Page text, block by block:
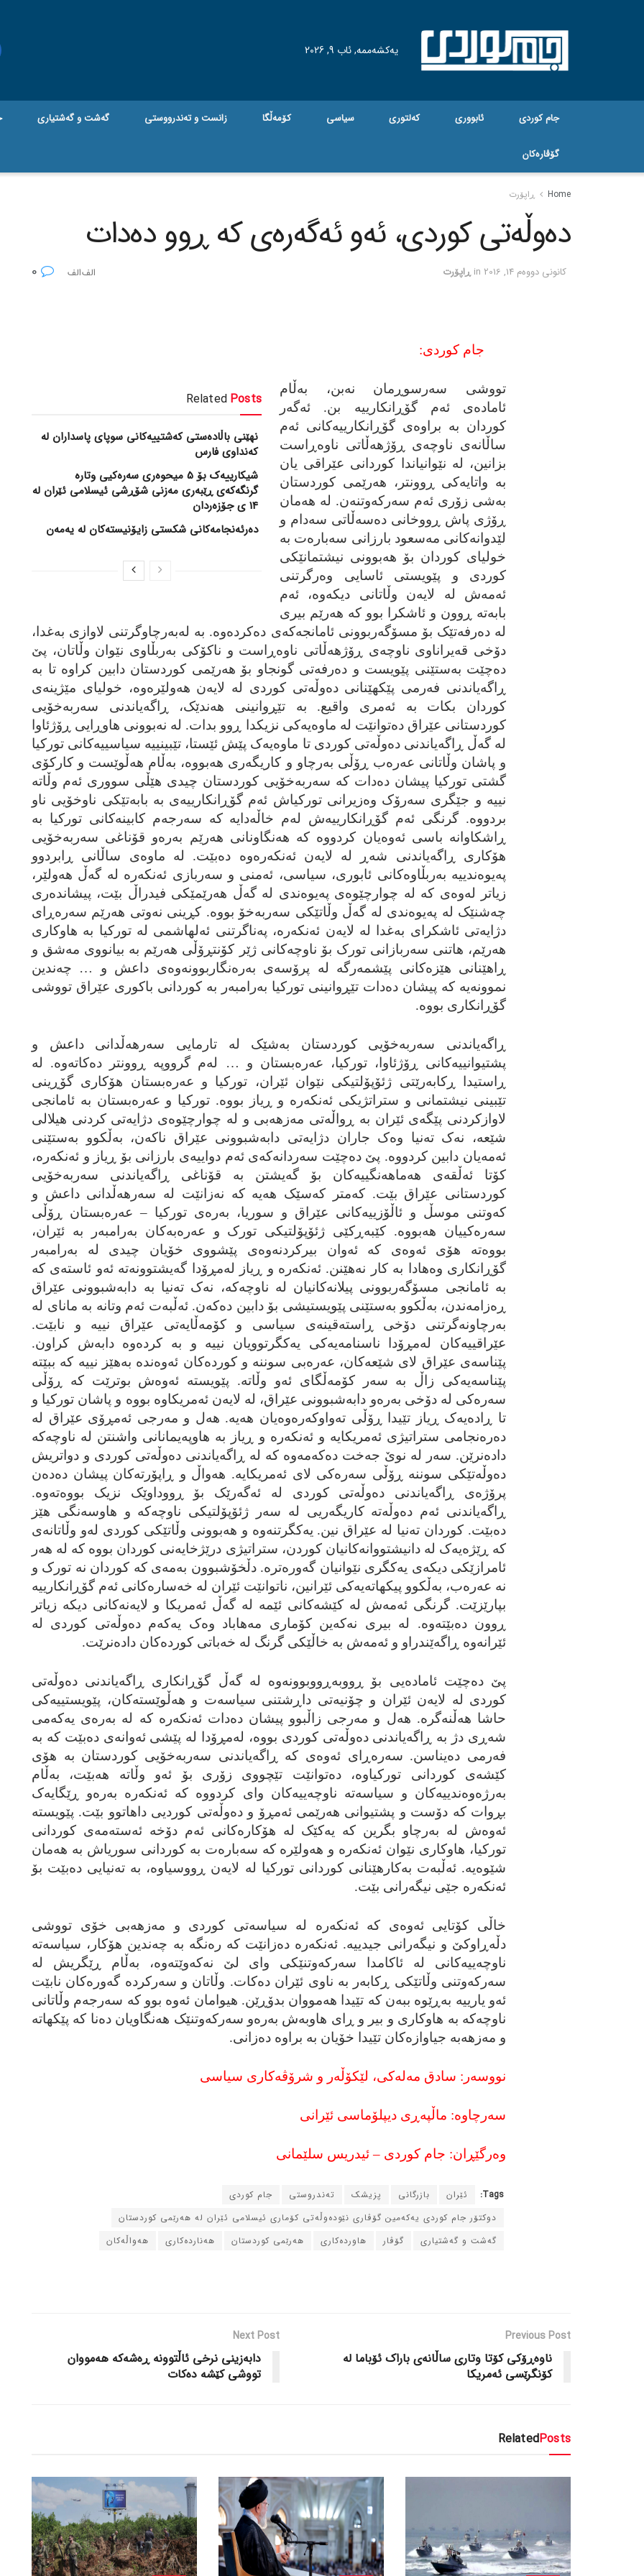
یەکشەممە, ئاب 9, 2026
جام کوردی ئابووری کەلتوری سیاسی کۆمەڵگا زانست و تەندرووستی گه‌شت و گه‌شتیاری
گۆڤاره‌کان
Home ڕاپۆرت
ده‌وڵه‌تی کوردی، ئه‌و ئه‌گه‌ره‌ی که‌ ڕوو ده‌دات
كانونی دووه‌م 14, 2016 in ڕاپۆرت
جام کوردی:
Related Posts
نهێنی باڵادەستی کەشتییەکانی سوپای پاسداران لە
کەنداوی فارس
شیکارییەک بۆ 5 میحوەری سەرەکیی وتارە
گرنگەکەی ڕێبەری مەزنی شۆڕشی ئیسلامی ئێران لە
14 ی جۆزەردان
دەرئەنجامەکانی شکستی زایۆنیستەکان لە یەمەن
تووشی سه‌رسوڕمان نه‌بن، به‌ڵام
ئاماده‌ی ئه‌م گۆڕانکارییه‌ بن. ئه‌گه‌ر
کوردان به‌ براوه‌ی گۆڕانکارییه‌کانی ئه‌م
ساڵانه‌ی ناوچه‌ی ڕۆژهه‌ڵاتی ناوه‌ڕاست
بزانین، له‌ نێوانیاندا کوردانی عێراقی یان
به‌ واتایه‌کی ڕوونتر، هه‌رێمی کوردستان
به‌شی زۆری ئه‌م سه‌رکه‌وتنه‌ن. له‌ هه‌مان
ڕۆژی پاش ڕووخانی ده‌سه‌ڵاتی سه‌دام و
لێدوانه‌کانی مه‌سعود بارزانی سه‌باره‌ت به‌
خولیای کوردان بۆ هه‌بوونی نیشتمانێکی
کوردی و پێویستی ئاسایی وه‌رگرتنی
ئه‌مه‌ش له‌ لایه‌ن وڵاتانی دیکه‌وه‌، ئه‌م
بابه‌ته‌ ڕوون و ئاشکرا بوو که‌ هه‌رێم بیری
له‌ ده‌رفه‌تێک بۆ مسۆگه‌ربوونی ئامانجه‌که‌ی ده‌کرده‌وه‌. به‌ له‌به‌رچاوگرتنی لاوازی به‌غدا،
دۆخی قه‌یراناوی ناوچه‌ی ڕۆژهه‌ڵاتی ناوه‌ڕاست و ناکۆکی به‌ربڵاوی نێوان وڵاتان، پێ
ده‌چێت به‌ستێنی پێویست و ده‌رفه‌تی گونجاو بۆ هه‌رێمی کوردستان دابین کراوه‌ تا به‌
ڕاگه‌یاندنی فه‌رمی پێکهێنانی ده‌وڵه‌تی کوردی له‌ لایه‌ن هه‌ولێره‌وه‌، خولیای مێژینه‌ی
کوردان بکات به‌ ئه‌مری واقیع. به‌ تێڕوانینی هه‌ندێک، ڕاگه‌یاندنی سه‌ربه‌خۆیی
کوردستانی عێراق ده‌توانێت له‌ ماوه‌یه‌کی نزیکدا ڕوو بدات. له‌ نه‌بوونی هاوڕایی ڕۆژئاوا
له‌ گه‌ڵ ڕاگه‌یاندنی ده‌وڵه‌تی کوردی تا ماوه‌یه‌ک پێش ئێستا، تێبینییه‌ سیاسییه‌کانی تورکیا
و پاشان وڵاتانی عه‌ره‌ب ڕۆڵی به‌رچاو و کاریگه‌ری هه‌بووه‌، به‌ڵام هه‌ڵوێست و کارکۆی
گشتی تورکیا پیشان ده‌دات که‌ سه‌ربه‌خۆیی کوردستان چیدی هێڵی سووری ئه‌م وڵاته‌
نییه‌ و جێگری سه‌رۆک وه‌زیرانی تورکیاش ئه‌م گۆڕانکارییه‌ی به‌ بابه‌تێکی ناوخۆیی ناو
بردووه‌. گرنگی ئه‌م گۆڕانکارییه‌ش له‌م خاڵه‌دایه‌ که‌ سه‌رجه‌م کابینه‌کانی تورکیا به‌
ڕاشکاوانه‌ باسی ئه‌وه‌یان کردووه‌ که‌ هه‌نگاونانی هه‌رێم به‌ره‌و قۆناغی سه‌ربه‌خۆیی
هۆکاری ڕاگه‌یاندنی شه‌ڕ له‌ لایه‌ن ئه‌نکه‌ره‌وه‌ ده‌بێت. له‌ ماوه‌ی ساڵانی ڕابردوو
په‌یوه‌ندییه‌ به‌ربڵاوه‌کانی ئابوری، سیاسی، ئه‌منی و سه‌ربازی ئه‌نکه‌ره‌ له‌ گه‌ڵ هه‌ولێر،
زیاتر له‌وه‌ی که‌ له‌ چوارچێوه‌ی په‌یوه‌ندی له‌ گه‌ڵ هه‌رێمێکی فیدراڵ بێت، پیشانده‌ری
چه‌شنێک له‌ په‌یوه‌ندی له‌ گه‌ڵ وڵاتێکی سه‌ربه‌خۆ بووه‌. کڕینی نه‌وتی هه‌رێم سه‌ره‌ڕای
دژایه‌تی ئاشکرای به‌غدا له‌ لایه‌ن ئه‌نکه‌ره‌، په‌ناگرتنی ئه‌لهاشمی له‌ تورکیا به‌ هاوکاری
هه‌رێم، هاتنی سه‌ربازانی تورک بۆ ناوچه‌کانی ژێر کۆنتڕۆڵی هه‌رێم به‌ بیانووی مه‌شق و
ڕاهێنانی هێزه‌کانی پێشمه‌رگه‌ له‌ پرۆسه‌ی به‌ره‌نگاربوونه‌وه‌ی داعش و … چه‌ندین
نموونه‌یه‌ که‌ پیشان ده‌دات تێڕوانینی تورکیا به‌رامبه‌ر به‌ کوردانی باکوری عێراق تووشی
گۆڕانکاری بووه‌.
ڕاگه‌یاندنی سه‌ربه‌خۆیی کوردستان به‌شێک له‌ تارمایی سه‌رهه‌ڵدانی داعش و
پشتیوانییه‌کانی ڕۆژئاوا، تورکیا، عه‌ره‌بستان و … له‌م گرووپه‌ ڕوونتر ده‌کاته‌وه‌. له‌
ڕاستیدا ڕکابه‌رێتی ژئۆپۆلتیکی نێوان ئێران، تورکیا و عه‌ره‌بستان هۆکاری گۆڕینی
تێبینی نیشتمانی و ستراتژیکی ئه‌نکه‌ره‌ و ڕیاز بووه‌. تورکیا و عه‌ره‌بستان به‌ ئامانجی
لاوازکردنی پێگه‌ی ئێران به‌ ڕواڵه‌تی مه‌زهه‌بی و له‌ چوارچێوه‌ی دژایه‌تی کردنی هیلالی
شێعه‌، نه‌ک ته‌نیا وه‌ک جاران دژایه‌تی دابه‌شبوونی عێراق ناکه‌ن، به‌ڵکوو به‌ستێنی
ئه‌مه‌یان دابین کردووه‌. پێ ده‌چێت سه‌ردانه‌که‌ی ئه‌م دواییه‌ی بارزانی بۆ ڕیاز و ئه‌نکه‌ره‌،
کۆتا ئه‌ڵقه‌ی هه‌ماهه‌نگییه‌کان بۆ گه‌یشتن به‌ قۆناغی ڕاگه‌یاندنی سه‌ربه‌خۆیی
کوردستانی عێراق بێت. که‌متر که‌سێک هه‌یه‌ که‌ نه‌زانێت له‌ سه‌رهه‌ڵدانی داعش و
که‌وتنی موسڵ و ئاڵۆزییه‌کانی عێراق و سوریا، به‌ره‌ی تورکیا – عه‌ره‌بستان ڕۆڵی
سه‌ره‌کییان هه‌بووه‌. کێبه‌ڕکێی ژئۆپۆلتیکی تورک و عه‌ره‌به‌کان به‌رامبه‌ر به‌ ئێران،
بووه‌ته‌ هۆی ئه‌وه‌ی که‌ ئه‌وان بیرکردنه‌وه‌ی پێشووی خۆیان چیدی له‌ به‌رامبه‌ر
گۆڕانکاری وه‌هادا به‌ کار نه‌هێنن. ئه‌نکه‌ره‌ و ڕیاز له‌مڕۆدا گه‌یشتوونه‌ته‌ ئه‌و ئاسته‌ی که‌
به‌ ئامانجی مسۆگه‌ربوونی پیلانه‌کانیان له‌ ناوچه‌که‌، نه‌ک ته‌نیا به‌ دابه‌شبوونی عێراق
ڕه‌زامه‌ندن، به‌ڵکوو به‌ستێنی پێویستیشی بۆ دابین ده‌که‌ن. ئه‌ڵبه‌ت ئه‌م وتانه‌ به‌ مانای له‌
به‌رچاونه‌گرتنی دۆخی ڕاسته‌قینه‌ی سیاسی و کۆمه‌ڵایه‌تی عێراق نییه‌ و نابێت.
عێراقییه‌کان له‌مڕۆدا ناسنامه‌یه‌کی یه‌کگرتوویان نییه‌ و به‌ کرده‌وه‌ دابه‌ش کراون.
پێناسه‌ی عێراق لای شێعه‌کان، عه‌ره‌بی سوننه‌ و کورده‌کان ئه‌وه‌نده‌ به‌هێز نییه‌ که‌ ببێته‌
پێناسه‌یه‌کی زاڵ به‌ سه‌ر کۆمه‌ڵگای ئه‌و وڵاته‌. پێویسته‌ ئه‌وه‌ش بوترێت که‌ ڕۆڵی
سه‌ره‌کی له‌ دۆخی به‌ره‌و دابه‌شبوونی عێراق، له‌ لایه‌ن ئه‌مریکاوه‌ بووه‌ و پاشان تورکیا و
تا ڕاده‌یه‌ک ڕیاز تێیدا ڕۆڵی ته‌واوکه‌ره‌وه‌یان هه‌یه‌. هه‌ل و مه‌رجی ئه‌مڕۆی عێراق له‌
ده‌ره‌نجامی ستراتیژی ئه‌مریکایه‌ و ئه‌نکه‌ره‌ و ڕیاز به‌ هاوپه‌یمانانی واشنتن له‌ ناوچه‌که‌
داده‌نرێن. سه‌ر له‌ نوێ جه‌خت ده‌که‌مه‌وه‌ که‌ له‌ ڕاگه‌یاندنی ده‌وڵه‌تی کوردی و دواتریش
ده‌وڵه‌تێکی سوننه‌ ڕۆڵی سه‌ره‌کی لای ئه‌مریکایه‌. هه‌واڵ و ڕاپۆرته‌کان پیشان ده‌ده‌ن
پرۆژه‌ی ڕاگه‌یاندنی ده‌وڵه‌تی کوردی له‌ ئه‌گه‌رێک بۆ ڕووداوێک نزیک بووه‌ته‌وه‌.
ڕاگه‌یاندنی ئه‌م ده‌وڵه‌ته‌ کاریگه‌ریی له‌ سه‌ر ژئۆپۆلتیکی ناوچه‌که‌ و هاوسه‌نگی هێز
ده‌بێت. کوردان ته‌نیا له‌ عێراق نین. یه‌کگرتنه‌وه‌ و هه‌بوونی وڵاتێکی کوردی له‌و وڵاتانه‌ی
که‌ ڕێژه‌یه‌ک له‌ دانیشتووانه‌کانیان کوردن، ستراتیژی درێژخایه‌نی کوردان بووه‌ که‌ له‌ هه‌ر
ئامرازێکی دیکه‌ی یه‌کگری نێوانیان گه‌وره‌تره‌. دڵخۆشبوون به‌مه‌ی که‌ کوردان نه‌ تورک و
نه‌ عه‌ره‌ب، به‌ڵکوو پیکهاته‌یه‌کی ئێرانین، ناتوانێت ئێران له‌ خه‌ساره‌کانی ئه‌م گۆڕانکارییه‌
بپارێزێت. گرنگی ئه‌مه‌ش له‌ کێشه‌کانی ئێمه‌ له‌ گه‌ڵ ئه‌مریکا و لایه‌نه‌کانی دیکه‌ زیاتر
ڕوون ده‌بێته‌وه‌. له‌ بیری نه‌که‌ین کۆماری مه‌هاباد وه‌ک یه‌که‌م ده‌وڵه‌تی کوردی له‌
ئێرانه‌وه‌ ڕاگه‌ێندراو و ئه‌مه‌ش به‌ خاڵێکی گرنگ له‌ خه‌باتی کورده‌کان داده‌نرێت.
پێ ده‌چێت ئاماده‌یی بۆ ڕووبه‌ڕووبوونه‌وه‌ له‌ گه‌ڵ گۆڕانکاری ڕاگه‌یاندنی ده‌وڵه‌تی
کوردی له‌ لایه‌ن ئێران و چۆنیه‌تی داڕشتنی سیاسه‌ت و هه‌ڵوێسته‌کان، پێویستییه‌کی
حاشا هه‌ڵنه‌گره‌. هه‌ل و مه‌رجی زاڵبوو پیشان ده‌دات ئه‌نکه‌ره‌ که‌ له‌ به‌ره‌ی یه‌که‌می
شه‌ڕی دژ به‌ ڕاگه‌یاندنی ده‌وڵه‌تی کوردی بووه‌، له‌مڕۆدا له‌ پێشی ئه‌وانه‌ی ده‌بێت که‌ به‌
فه‌رمی ده‌یناسن. سه‌ره‌ڕای ئه‌وه‌ی که‌ ڕاگه‌یاندنی سه‌ربه‌خۆیی کوردستان به‌ هۆی
کێشه‌ی کوردانی تورکیاوه‌، ده‌توانێت تێچووی زۆری بۆ ئه‌و وڵاته‌ هه‌بێت، به‌ڵام
به‌رژه‌وه‌ندییه‌کان و سیاسه‌ته‌ ناوچه‌ییه‌کان وای کردووه‌ که‌ ئه‌نکه‌ره‌ به‌ره‌و ڕێگایه‌ک
بڕوات که‌ دۆست و پشتیوانی هه‌رێمی ئه‌مڕۆ و ده‌وڵه‌تی کوردیی داهاتوو بێت. پێویسته‌
ئه‌وه‌ش له‌ به‌رچاو بگرین که‌ یه‌کێک له‌ هۆکاره‌کانی ئه‌م دۆخه‌ ئه‌سته‌مه‌ی کوردانی
تورکیا، هاوکاری نێوان ئه‌نکه‌ره‌ و هه‌ولێره‌ که‌ سه‌باره‌ت به‌ کوردانی سوریاش به‌ هه‌مان
شێوه‌یه‌. ئه‌ڵبه‌ت به‌کارهێنانی کوردانی تورکیا له‌ لایه‌ن ڕووسیاوه‌، به‌ ته‌نیایی ده‌بێت بۆ
ئه‌نکه‌ره‌ جێی نیگه‌رانی بێت.
خاڵی کۆتایی ئه‌وه‌ی که‌ ئه‌نکه‌ره‌ له‌ سیاسه‌تی کوردی و مه‌زهه‌بی خۆی تووشی
دڵه‌ڕاوکێ و نیگه‌رانی جیدییه‌. ئه‌نکه‌ره‌ ده‌زانێت که‌ ره‌نگه‌ به‌ چه‌ندین هۆکار، سیاسه‌ته‌
ناوچه‌ییه‌کانی له‌ ئاکامدا سه‌رکه‌وتنێکی وای لێ نه‌که‌وێته‌وه‌، به‌ڵام ڕێگریش له‌
سه‌رکه‌وتنی وڵاتێکی ڕکابه‌ر به‌ ناوی ئێران ده‌کات. وڵاتان و سه‌رکرده‌ گه‌وره‌کان نابێت
ئه‌و یارییه‌ به‌ڕێوه‌ ببه‌ن که‌ تێیدا هه‌مووان بدۆڕێن. هیوامان ئه‌وه‌ بوو که‌ سه‌رجه‌م وڵاتانی
ناوچه‌که‌ به‌ هاوکاری و بیر و ڕای هاوبه‌ش به‌ره‌و سه‌رکه‌وتنێک هه‌نگاویان ده‌نا که‌ پێکهاته‌
و مه‌زهه‌به‌ جیاوازه‌کان تێیدا خۆیان به‌ براوه‌ ده‌زانی.
نووسه‌ر: سادق مه‌له‌کی، لێکۆڵه‌ر و شرۆڤه‌کاری سیاسی
سه‌رچاوه‌: ماڵپه‌ڕی دیپلۆماسی ئێرانی
وه‌رگێڕان: جام کوردی – ئیدریس سلێمانی
Tags: ئێران بازرگانی پزیشک ته‌ندروستی
جام کوردی
دوکتۆر جام کوردی یه‌که‌مین گۆڤاری نێوده‌وڵه‌تی کۆماری ئیسلامی ئێران له‌ هه‌رێمی کوردستان
گه‌شت و گه‌شتیاری
گۆڤار هاورده‌کاری هه‌رێمی کوردستان هه‌نارده‌کاری هه‌واڵه‌کان
Previous Post
ناوه‌ڕۆکی کۆتا وتاری ساڵانه‌ی باراک ئۆباما له‌
کۆنگرێسی ئه‌مریکا
Next Post
دابه‌زینی نرخی ئاڵتوونه‌ ڕه‌شه‌که‌ هه‌مووان
تووشی کێشه‌ ده‌کات
RelatedPosts